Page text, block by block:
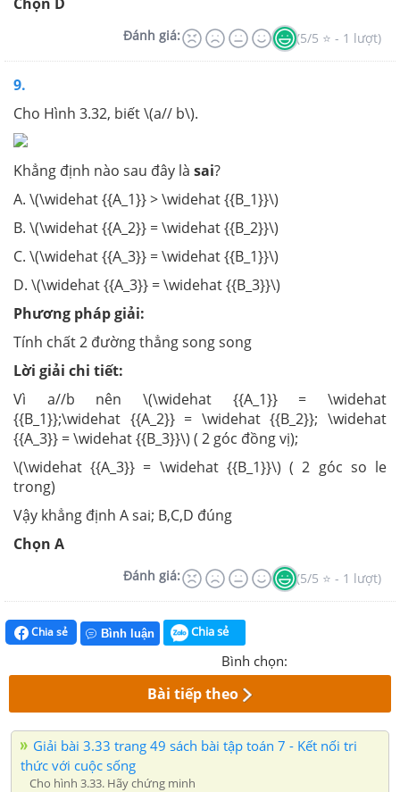
Đánh giá: (5/5 ⭐ - 1 lượt)
9.
Cho Hình 3.32, biết \(a// b\).
Khẳng định nào sau đây là sai?
A. \(\widehat {{A_1}} > \widehat {{B_1}}\)
B. \(\widehat {{A_2}} = \widehat {{B_2}}\)
C. \(\widehat {{A_3}} = \widehat {{B_1}}\)
D. \(\widehat {{A_3}} = \widehat {{B_3}}\)
Phương pháp giải:
Tính chất 2 đường thẳng song song
Lời giải chi tiết:
Vì a//b nên \(\widehat {{A_1}} = \widehat
{{B_1}};\widehat {{A_2}} = \widehat {{B_2}}; \widehat
{{A_3}} = \widehat {{B_3}}\) ( 2 góc đồng vị);
\(\widehat {{A_3}} = \widehat {{B_1}}\) ( 2 góc so le
trong)
Vậy khẳng định A sai; B,C,D đúng
Chọn A
Đánh giá: (5/5 ⭐ - 1 lượt)
Chia sẻ Bình luận Chia sẻ
Bình chọn:
Bài tiếp theo
Giải bài 3.33 trang 49 sách bài tập toán 7 - Kết nối tri
thức với cuộc sống
Cho hình 3.33. Hãy chứng minh